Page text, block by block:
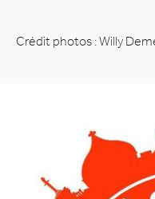
Crédit photos : Willy